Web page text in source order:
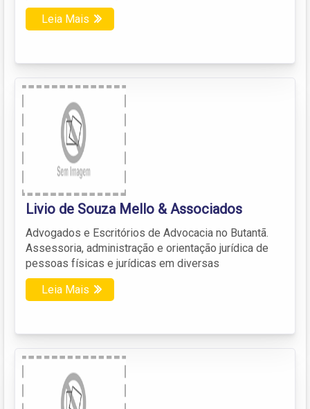
Leia Mais
Livio de Souza Mello & Associados
Advogados e Escritórios de Advocacia no Butantã.
Assessoria, administração e orientação jurídica de
pessoas físicas e jurídicas em diversas
Leia Mais